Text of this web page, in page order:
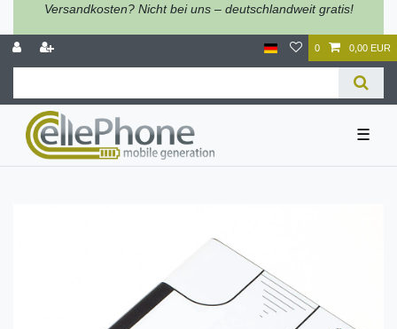
Versandkosten? Nicht bei uns – deutschlandweit gratis!
0 0,00 EUR
☰